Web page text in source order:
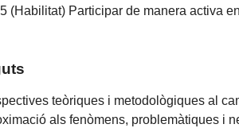
(Habilitat) Participar de manera activa
teòriques i metodològiques al
als fenòmens, problemàtiques i